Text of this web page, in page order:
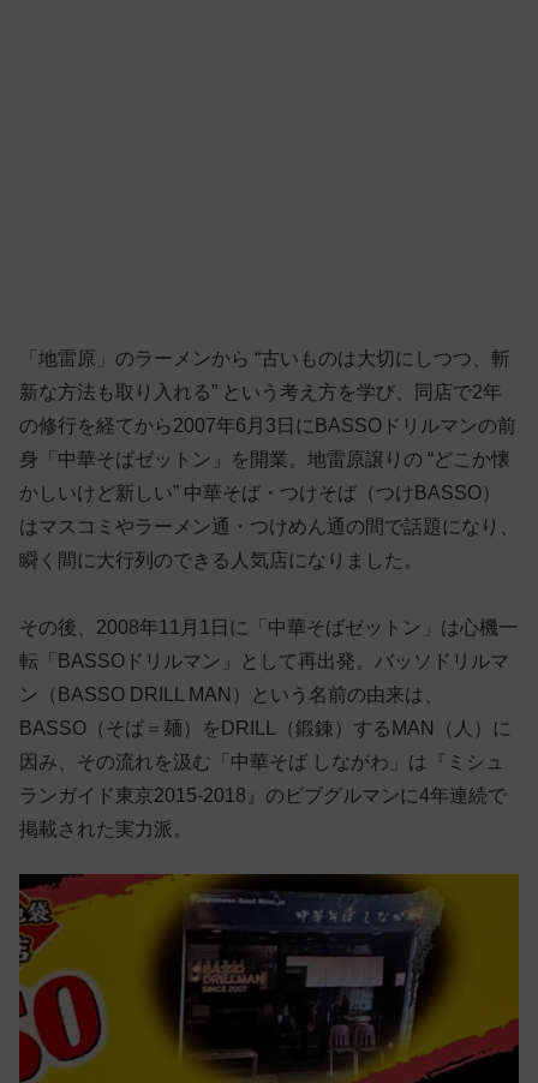
「地雷原」のラーメンから “古いものは大切にしつつ、斬
新な方法も取り入れる” という考え方を学び、同店で2年
の修行を経てから2007年6月3日にBASSOドリルマンの前
身「中華そばゼットン」を開業。地雷原譲りの “どこか懐
かしいけど新しい” 中華そば・つけそば（つけBASSO）
はマスコミやラーメン通・つけめん通の間で話題になり、
瞬く間に大行列のできる人気店になりました。
その後、2008年11月1日に「中華そばゼットン」は心機一
転「BASSOドリルマン」として再出発。バッソドリルマ
ン（BASSO DRILL MAN）という名前の由来は、
BASSO（そば＝麺）をDRILL（鍛錬）するMAN（人）に
因み、その流れを汲む「中華そば しながわ」は『ミシュ
ランガイド東京2015-2018』のビブグルマンに4年連続で
掲載された実力派。